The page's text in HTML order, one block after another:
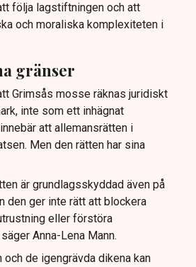
följa lagstiftningen och att
och moraliska komplexiteten i
gränser
Grimsås mosse räknas juridiskt
inte som ett inhägnat
att allemansrätten i
Men den rätten har sina
är grundlagsskyddad även på
den ger inte rätt att blockera
eller förstöra
Anna-Lena Mann.
de igengrävda dikena kan